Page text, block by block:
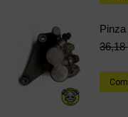
36,18